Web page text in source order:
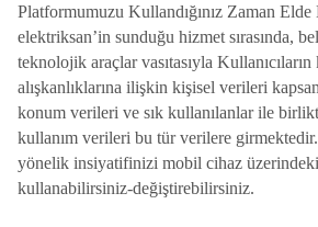
Platformumuzu Kullandığınız Zaman
elektriksan’in sunduğu hizmet sırasında,
teknolojik araçlar vasıtasıyla Kullanıcıların
alışkanlıklarına ilişkin kişisel verileri
konum verileri ve sık kullanılanlar ile
kullanım verileri bu tür verilere
yönelik insiyatifinizi mobil cihaz üzerindeki
kullanabilirsiniz-değiştirebilirsiniz.